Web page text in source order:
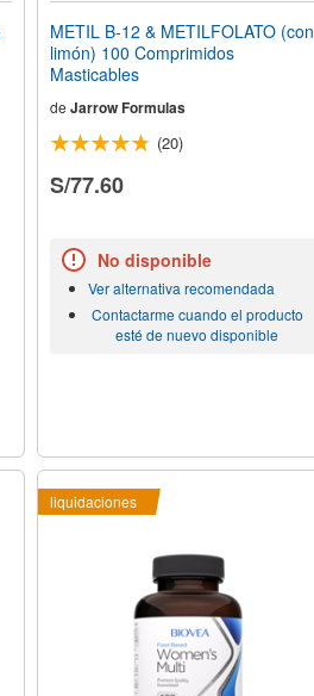
METIL B-12 & METILFOLATO (con
limón) 100 Comprimidos
Masticables
de Jarrow Formulas
(20)
S/77.60
No disponible
Ver alternativa recomendada
Contactarme cuando el producto
esté de nuevo disponible
liquidaciones